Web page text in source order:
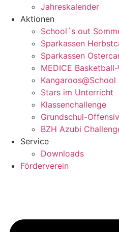
Jahreskalender
Aktionen
School´s out
Sparkassen
Sparkassen
MEDICE Basketball-
Kangaroos@School
Stars im Unterricht
Klassenchallenge
Grundschul-
BZH Azubi
Service
Downloads
Förderverein